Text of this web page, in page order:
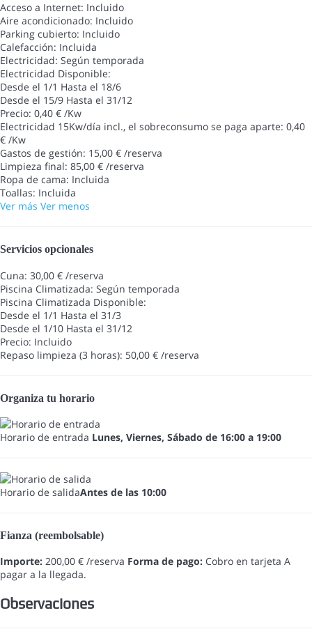
Acceso a Internet: Incluido
Aire acondicionado: Incluido
Parking cubierto: Incluido
Calefacción: Incluida
Electricidad: Según temporada
Electricidad Disponible:
Desde el 1/1 Hasta el 18/6
Desde el 15/9 Hasta el 31/12
Precio: 0,40 € /Kw
Electricidad 15Kw/día incl., el sobreconsumo se paga aparte: 0,40
€ /Kw
Gastos de gestión: 15,00 € /reserva
Limpieza final: 85,00 € /reserva
Ropa de cama: Incluida
Toallas: Incluida
Ver más Ver menos
Servicios opcionales
Cuna: 30,00 € /reserva
Piscina Climatizada: Según temporada
Piscina Climatizada Disponible:
Desde el 1/1 Hasta el 31/3
Desde el 1/10 Hasta el 31/12
Precio: Incluido
Repaso limpieza (3 horas): 50,00 € /reserva
Organiza tu horario
Horario de entrada Lunes, Viernes, Sábado de 16:00 a 19:00
Horario de salidaAntes de las 10:00
Fianza (reembolsable)
Importe: 200,00 € /reserva Forma de pago: Cobro en tarjeta A
pagar a la llegada.
Observaciones